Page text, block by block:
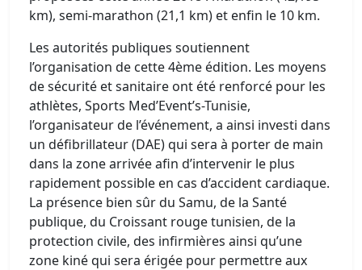
km), semi-marathon (21,1 km) et enfin le 10 km.
Les autorités publiques soutiennent
l’organisation de cette 4ème édition. Les moyens
de sécurité et sanitaire ont été renforcé pour les
athlètes, Sports Med’Event’s-Tunisie,
l’organisateur de l’événement, a ainsi investi dans
un défibrillateur (DAE) qui sera à porter de main
dans la zone arrivée afin d’intervenir le plus
rapidement possible en cas d’accident cardiaque.
La présence bien sûr du Samu, de la Santé
publique, du Croissant rouge tunisien, de la
protection civile, des infirmières ainsi qu’une
zone kiné qui sera érigée pour permettre aux